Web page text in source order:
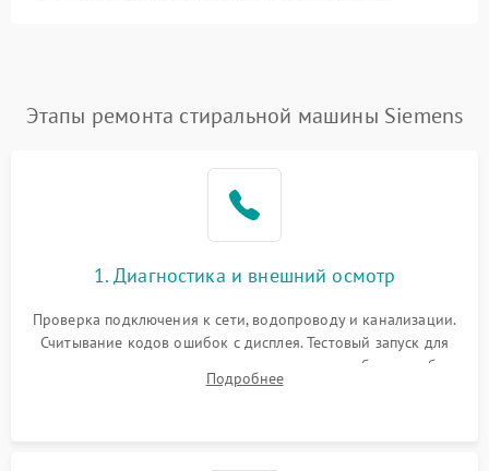
Этапы ремонта стиральной машины Siemens
1. Диагностика и внешний осмотр
Проверка подключения к сети, водопроводу и канализации.
Считывание кодов ошибок с дисплея. Тестовый запуск для
выявления посторонних шумов, протечек или сбоев в работе
электронного модуля управления.
Подробнее